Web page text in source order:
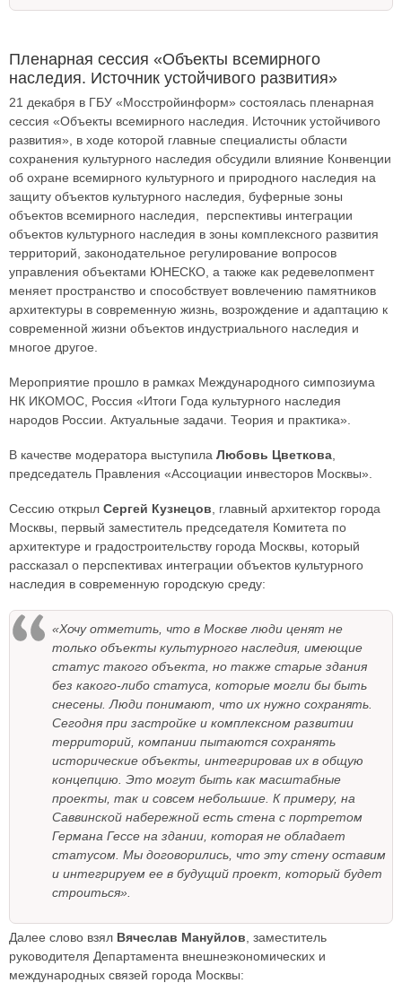
Пленарная сессия «Объекты всемирного
наследия. Источник устойчивого развития»
21 декабря в ГБУ «Мосстройинформ» состоялась пленарная
сессия «Объекты всемирного наследия. Источник устойчивого
развития», в ходе которой главные специалисты области
сохранения культурного наследия обсудили влияние Конвенции
об охране всемирного культурного и природного наследия на
защиту объектов культурного наследия, буферные зоны
объектов всемирного наследия, перспективы интеграции
объектов культурного наследия в зоны комплексного развития
территорий, законодательное регулирование вопросов
управления объектами ЮНЕСКО, а также как редевелопмент
меняет пространство и способствует вовлечению памятников
архитектуры в современную жизнь, возрождение и адаптацию к
современной жизни объектов индустриального наследия и
многое другое.
Мероприятие прошло в рамках Международного симпозиума
НК ИКОМОС, Россия «Итоги Года культурного наследия
народов России. Актуальные задачи. Теория и практика».
В качестве модератора выступила Любовь Цветкова
председатель Правления «Ассоциации инвесторов Москвы».
Сессию открыл Сергей Кузнецов , главный архитектор города
Москвы, первый заместитель председателя Комитета по
архитектуре и градостроительству города Москвы, который
рассказал о перспективах интеграции объектов культурного
наследия в современную городскую среду:
«Хочу отметить, что в Москве люди ценят не
только объекты культурного наследия, имеющие
статус такого объекта, но также старые здания
без какого-либо статуса, которые могли бы быть
снесены. Люди понимают, что их нужно сохранять.
Сегодня при застройке и комплексном развитии
территорий, компании пытаются сохранять
исторические объекты, интегрировав их в общую
концепцию. Это могут быть как масштабные
проекты, так и совсем небольшие. К примеру, на
Саввинской набережной есть стена с портретом
Германа Гессе на здании, которая не обладает
статусом. Мы договорились, что эту стену оставим
и интегрируем ее в будущий проект, который будет
строиться».
Далее слово взял Вячеслав Мануйлов , заместитель
руководителя Департамента внешнеэкономических и
международных связей города Москвы: